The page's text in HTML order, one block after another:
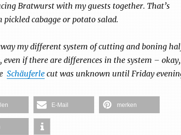
Bratwurst with my guests together. That’s
cabagge or potato salad.
my different system of cutting and boning
even if there are differences in the system – okay,
Schäuferlecut was unknown until Friday
E-Mail merken